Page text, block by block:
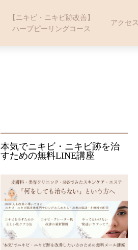
【ニキビ・ニキビ跡改善】
ハーブピーリングコース
アクセス
本気でニキビ・ニキビ跡を治
すための無料LINE講座